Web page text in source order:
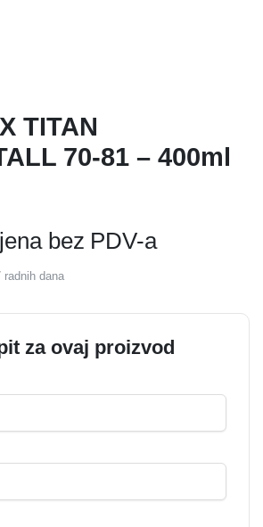
TITAN
70-81 – 400ml
bez PDV-a
radnih dana
za ovaj proizvod